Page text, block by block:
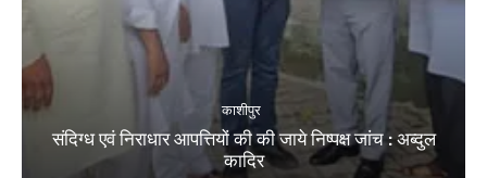
काशीपुर
संदिग्ध एवं निराधार आपत्तियों की की जाये निष्पक्ष जांच : अब्दुल
कादिर